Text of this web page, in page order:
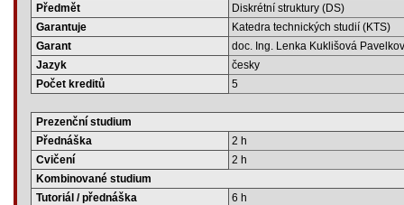
Předmět
Diskrétní struktury (DS)
Garantuje
Katedra technických studií (KTS)
Garant
doc. Ing. Lenka Kuklišová
Jazyk
česky
Počet kreditů
5
Prezenční studium
Přednáška
2 h
Cvičení
2 h
Kombinované studium
Tutoriál / přednáška
6 h